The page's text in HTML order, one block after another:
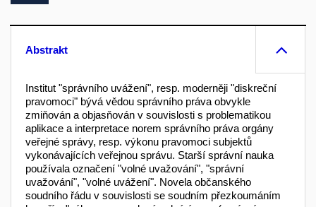
Abstrakt
Institut "správního uvážení", resp. moderněji "diskreční
pravomoci" bývá vědou správního prá­va obvykle
zmiňován a objasňován v souvislos­ti s problematikou
aplikace a interpretace norem správního práva orgány
veřejné správy, resp. výkonu pravomoci subjektů
vykonávajících veřejnou správu. Starší správní nauka
používala označení "volné uvažování", "správní
uvažování", "volné uvá­žení". Novela občanského
soudního řádu v souvis­losti se soudním přezkoumáním